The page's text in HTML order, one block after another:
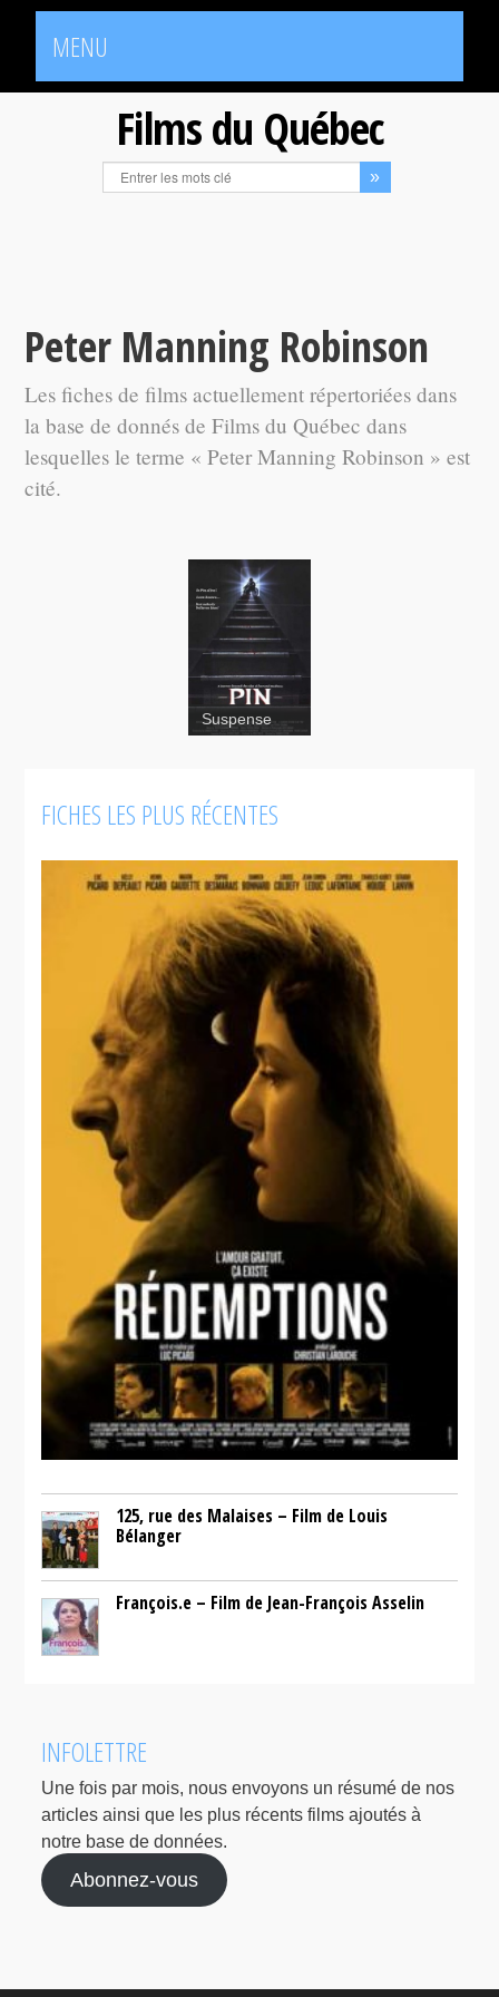
MENU
Films du Québec
Peter Manning Robinson
Les fiches de films actuellement répertoriées dans
la base de donnés de Films du Québec dans
lesquelles le terme « Peter Manning Robinson » est
cité.
Pin...
Suspense
FICHES LES PLUS RÉCENTES
125, rue des Malaises – Film de Louis
Bélanger
François.e – Film de Jean-François Asselin
INFOLETTRE
Une fois par mois, nous envoyons un résumé de nos
articles ainsi que les plus récents films ajoutés à
notre base de données.
Abonnez-vous